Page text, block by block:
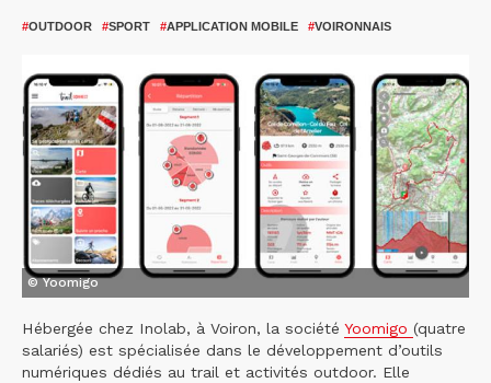
#OUTDOOR #SPORT #APPLICATION MOBILE #VOIRONNAIS
© Yoomigo
Hébergée chez Inolab, à Voiron, la société Yoomigo (quatre
salariés) est spécialisée dans le développement d’outils
numériques dédiés au trail et activités outdoor. Elle